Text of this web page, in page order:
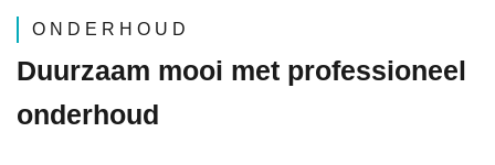
ONDERHOUD
Duurzaam mooi met professioneel
onderhoud